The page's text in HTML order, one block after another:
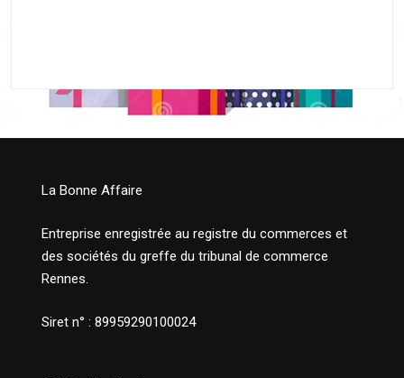
La Bonne Affaire
Entreprise enregistrée au registre du commerces et
des sociétés du greffe du tribunal de commerce
Rennes.
Siret n° : 89959290100024